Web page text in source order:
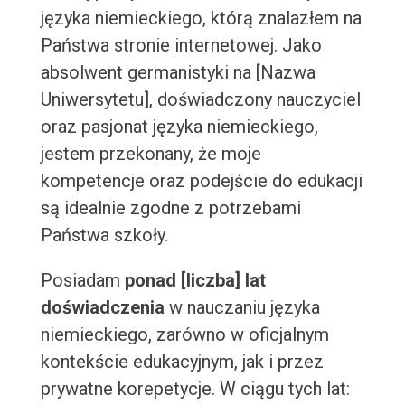
języka niemieckiego, którą znalazłem na
Państwa stronie internetowej. Jako
absolwent germanistyki na [Nazwa
Uniwersytetu], doświadczony nauczyciel
oraz pasjonat języka niemieckiego,
jestem przekonany, że moje
kompetencje oraz podejście do edukacji
są idealnie zgodne z potrzebami
Państwa szkoły.
Posiadam ponad [liczba] lat
doświadczenia w nauczaniu języka
niemieckiego, zarówno w oficjalnym
kontekście edukacyjnym, jak i przez
prywatne korepetycje. W ciągu tych lat: